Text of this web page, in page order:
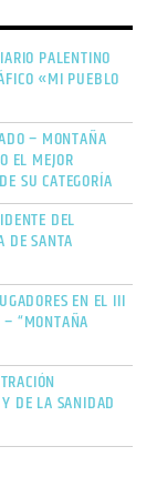
PALENTINO
«MI PUEBLO
– MONTAÑA
EL MEJOR
SU CATEGORÍA
DEL
DE SANTA
EN EL III
“MONTAÑA
DE LA SANIDAD